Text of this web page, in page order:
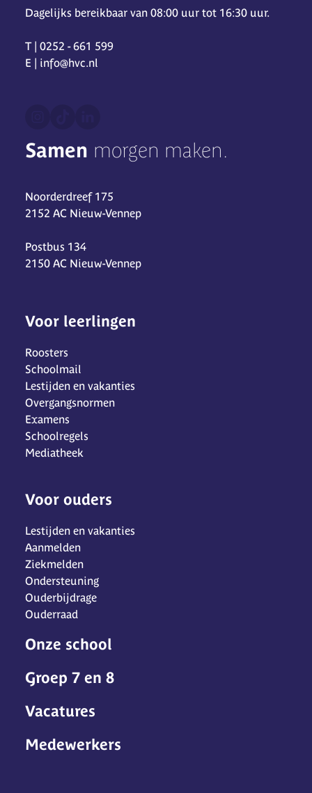
Dagelijks bereikbaar van 08:00 uur tot 16:30 uur.
T | 0252 - 661 599
E | info@hvc.nl
Samen morgen maken.
Noorderdreef 175
2152 AC Nieuw-Vennep
Postbus 134
2150 AC Nieuw-Vennep
Voor leerlingen
Roosters
Schoolmail
Lestijden en vakanties
Overgangsnormen
Examens
Schoolregels
Mediatheek
Voor ouders
Lestijden en vakanties
Aanmelden
Ziekmelden
Ondersteuning
Ouderbijdrage
Ouderraad
Onze school
Groep 7 en 8
Vacatures
Medewerkers